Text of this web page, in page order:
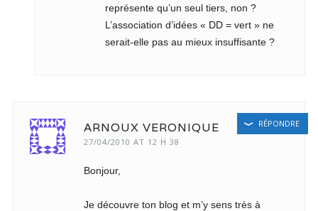
représente qu’un seul tiers, non ?
L’association d’idées « DD = vert » ne
serait-elle pas au mieux insuffisante ?
ARNOUX VERONIQUE
27/04/2010 AT 12 H 38
Bonjour,
Je découvre ton blog et m’y sens très à
RÉPONDRE